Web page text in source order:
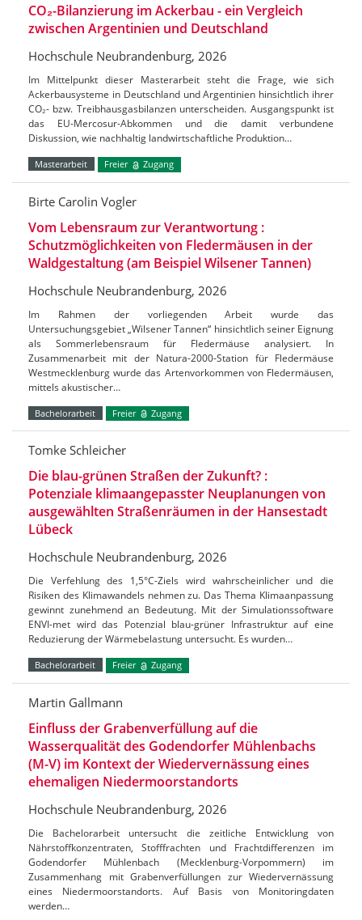
CO₂-Bilanzierung im Ackerbau - ein Vergleich
zwischen Argentinien und Deutschland
Hochschule Neubrandenburg, 2026
Im Mittelpunkt dieser Masterarbeit steht die Frage, wie sich
Ackerbausysteme in Deutschland und Argentinien hinsichtlich ihrer
CO₂- bzw. Treibhausgasbilanzen unterscheiden. Ausgangspunkt ist
das EU-Mercosur-Abkommen und die damit verbundene
Diskussion, wie nachhaltig landwirtschaftliche Produktion…
Masterarbeit Freier Zugang
Birte Carolin Vogler
Vom Lebensraum zur Verantwortung :
Schutzmöglichkeiten von Fledermäusen in der
Waldgestaltung (am Beispiel Wilsener Tannen)
Hochschule Neubrandenburg, 2026
Im Rahmen der vorliegenden Arbeit wurde das
Untersuchungsgebiet „Wilsener Tannen“ hinsichtlich seiner Eignung
als Sommerlebensraum für Fledermäuse analysiert. In
Zusammenarbeit mit der Natura-2000-Station für Fledermäuse
Westmecklenburg wurde das Artenvorkommen von Fledermäusen,
mittels akustischer…
Bachelorarbeit Freier Zugang
Tomke Schleicher
Die blau-grünen Straßen der Zukunft? :
Potenziale klimaangepasster Neuplanungen von
ausgewählten Straßenräumen in der Hansestadt
Lübeck
Hochschule Neubrandenburg, 2026
Die Verfehlung des 1,5°C-Ziels wird wahrscheinlicher und die
Risiken des Klimawandels nehmen zu. Das Thema Klimaanpassung
gewinnt zunehmend an Bedeutung. Mit der Simulationssoftware
ENVI-met wird das Potenzial blau-grüner Infrastruktur auf eine
Reduzierung der Wärmebelastung untersucht. Es wurden…
Bachelorarbeit Freier Zugang
Martin Gallmann
Einfluss der Grabenverfüllung auf die
Wasserqualität des Godendorfer Mühlenbachs
(M-V) im Kontext der Wiedervernässung eines
ehemaligen Niedermoorstandorts
Hochschule Neubrandenburg, 2026
Die Bachelorarbeit untersucht die zeitliche Entwicklung von
Nährstoffkonzentraten, Stofffrachten und Frachtdifferenzen im
Godendorfer Mühlenbach (Mecklenburg-Vorpommern) im
Zusammenhang mit Grabenverfüllungen zur Wiedervernässung
eines Niedermoorstandorts. Auf Basis von Monitoringdaten
werden…